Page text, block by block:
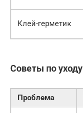
Клей-герметик
Советы по уходу
Проблема